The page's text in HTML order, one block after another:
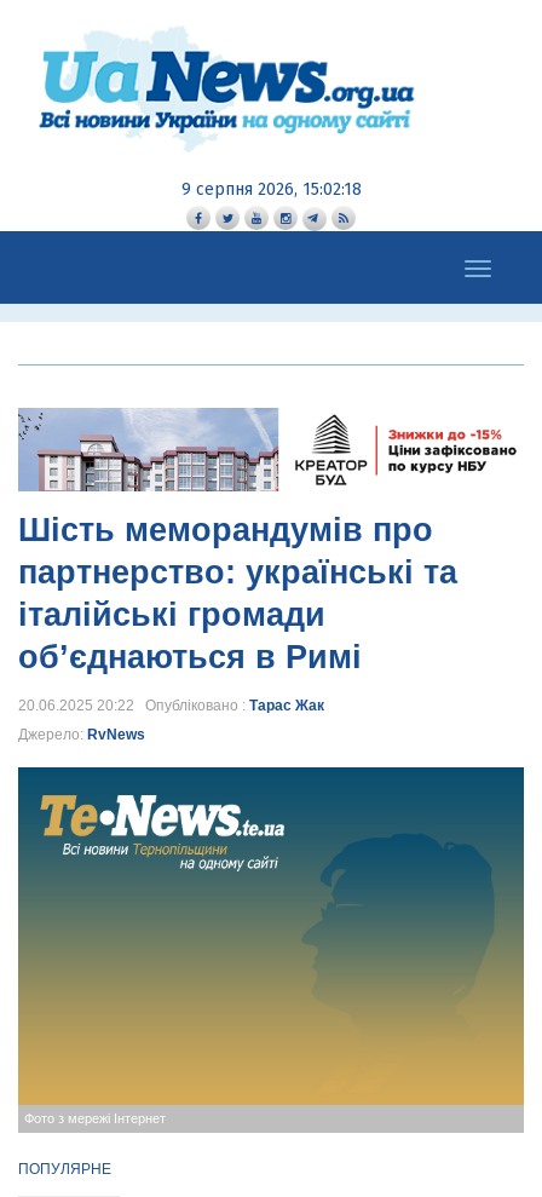
9 серпня 2026, 15:02:19
Toggle
navigation
Шість меморандумів про
партнерство: українські та
італійські громади
об’єднаються в Римі
20.06.2025 20:22 Опубліковано : Тарас Жак
Джерело: RvNews
Фото з мережі Інтернет
ПОПУЛЯРНЕ